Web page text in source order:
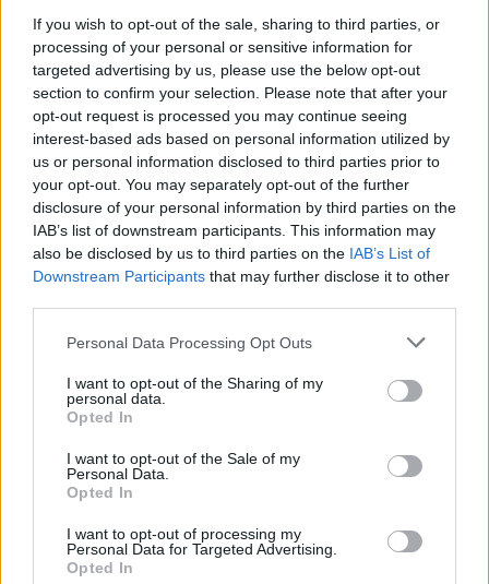
If you wish to opt-out of the sale, sharing to third parties, or
processing of your personal or sensitive information for
targeted advertising by us, please use the below opt-out
section to confirm your selection. Please note that after your
opt-out request is processed you may continue seeing
interest-based ads based on personal information utilized by
us or personal information disclosed to third parties prior to
your opt-out. You may separately opt-out of the further
disclosure of your personal information by third parties on the
IAB’s list of downstream participants. This information may
also be disclosed by us to third parties on the IAB’s List of
Downstream Participants that may further disclose it to other
Personal Data Processing Opt Outs
I want to opt-out of the Sharing of my
personal data.
Opted In
I want to opt-out of the Sale of my
Personal Data.
Opted In
I want to opt-out of processing my
Personal Data for Targeted Advertising.
Opted In
afrontar una situación de emergencia.
En cuanto a la formación
especializada, se impartió el curso
intensivo "Abordaje Prehospitalario al
Accidentado de Buceo" en
colaboración con la ESSSCAN,
enfocado en formar a personal
sanitario y no sanitario como primeros
intervinientes. Adicionalmente, se
llevaron a cabo las jornadas formativas
"Formador de Formadores Usuarios de
RESCAN" y dos jornadas teóricas y
dos prácticas sobre "Actividad
importancia de la abeja negra canaria.
Canario de Salud, Benjamín Nieves,
impartió una acción formativa sobre
"Primeros Auxilios para Primeros
Zonzamas.
Escribir un comentario
Nombre
(requerido)